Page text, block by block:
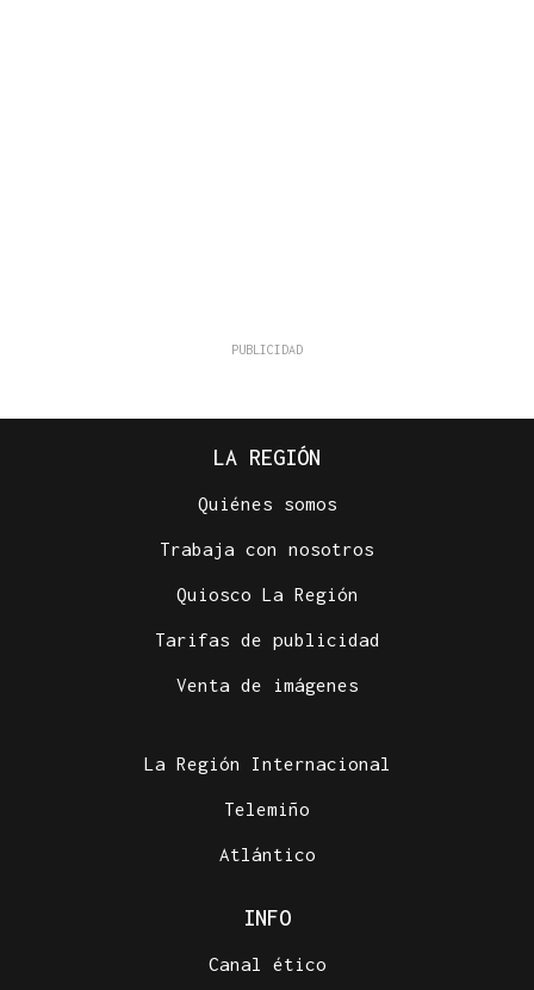
LA REGIÓN
Quiénes somos
Trabaja con nosotros
Quiosco La Región
Tarifas de publicidad
Venta de imágenes
La Región Internacional
Telemiño
Atlántico
INFO
Canal ético